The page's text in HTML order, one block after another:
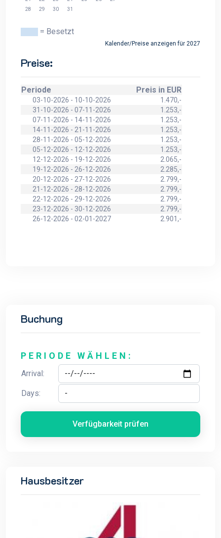
28
29 30 31
= Besetzt
Kalender/Preise anzeigen für 2027
Preise:
Periode Preis in EUR
03-10-2026 - 10-10-2026
1.470,-
31-10-2026 - 07-11-2026
1.253,-
07-11-2026 - 14-11-2026
1.253,-
14-11-2026 - 21-11-2026
1.253,-
28-11-2026 - 05-12-2026
1.253,-
05-12-2026 - 12-12-2026
1.253,-
12-12-2026 - 19-12-2026
2.065,-
19-12-2026 - 26-12-2026
2.285,-
20-12-2026 - 27-12-2026
2.799,-
21-12-2026 - 28-12-2026
2.799,-
22-12-2026 - 29-12-2026
2.799,-
23-12-2026 - 30-12-2026
2.799,-
26-12-2026 - 02-01-2027
2.901,-
Buchung
PERIODE WÄHLEN:
Arrival:
Days:
Verfügbarkeit prüfen
Hausbesitzer